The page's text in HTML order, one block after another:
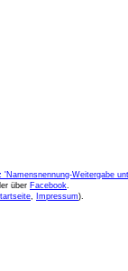
Weitergabe
über Facebook.
, Impressum).